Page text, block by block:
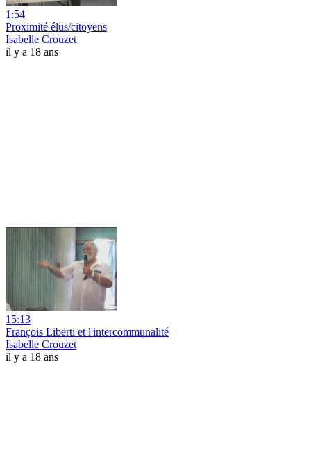
1:54
Proximité élus/citoyens
Isabelle Crouzet
il y a 18 ans
15:13
François Liberti et l'intercommunalité
Isabelle Crouzet
il y a 18 ans